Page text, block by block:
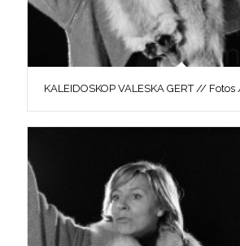
KALEIDOSKOP VALESKA GERT //